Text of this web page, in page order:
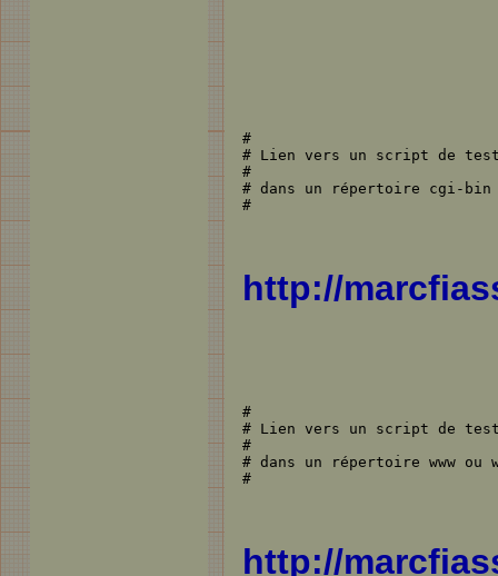
#
# Lien vers un script de
#
# dans un répertoire cgi-
#
http://
#
# Lien vers un script de
#
# dans un répertoire www ou
#
http://